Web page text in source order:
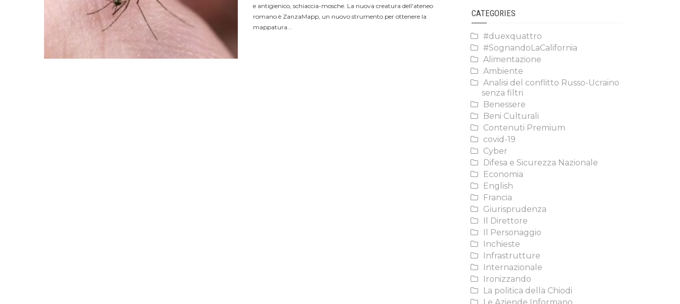
e antigienico, schiaccia-mosche. La nuova creatura dell'ateneo
romano è ZanzaMapp, un nuovo strumento per ottenere la
mappatura...
CATEGORIES
#duexquattro
#SognandoLaCalifornia
Alimentazione
Ambiente
Analisi del conflitto Russo-Ucraino
senza filtri
Benessere
Beni Culturali
Contenuti Premium
covid-19
Cyber
Difesa e Sicurezza Nazionale
Economia
English
Francia
Giurisprudenza
Il Direttore
Il Personaggio
Inchieste
Infrastrutture
Internazionale
Ironizzando
La politica della Chiodi